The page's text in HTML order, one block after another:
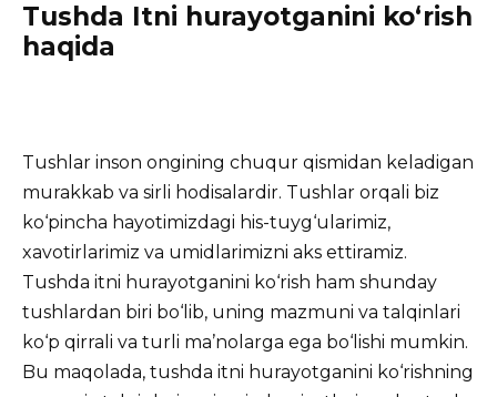
Tushda Itni hurayotganini ko‘rish
haqida
Tushlar inson ongining chuqur qismidan keladigan
murakkab va sirli hodisalardir. Tushlar orqali biz
ko‘pincha hayotimizdagi his-tuyg‘ularimiz,
xavotirlarimiz va umidlarimizni aks ettiramiz.
Tushda itni hurayotganini ko‘rish ham shunday
tushlardan biri bo‘lib, uning mazmuni va talqinlari
ko‘p qirrali va turli ma’nolarga ega bo‘lishi mumkin.
Bu maqolada, tushda itni hurayotganini ko‘rishning